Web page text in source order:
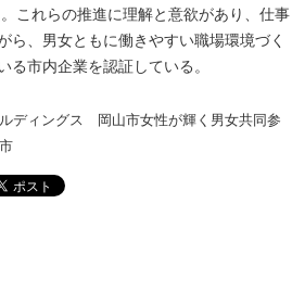
これらの推進に理解と意欲があり、仕事
ら、男女ともに働きやすい職場環境づく
る市内企業を認証している。
ディングス 岡山市女性が輝く男女共同参